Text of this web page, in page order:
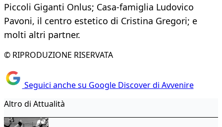
Piccoli Giganti Onlus; Casa-famiglia Ludovico
Pavoni, il centro estetico di Cristina Gregori; e
molti altri partner.
© RIPRODUZIONE RISERVATA
Seguici anche su Google Discover di Avvenire
Altro di Attualità